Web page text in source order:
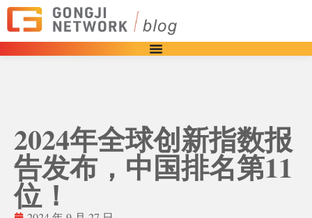
2024年全球创新指数报
告发布，中国排名第11
位！